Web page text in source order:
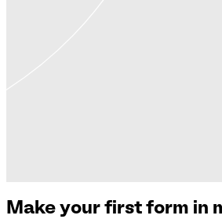
Make your first form in